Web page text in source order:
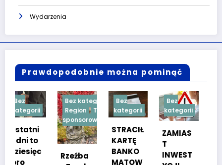
Wydarzenia
Prawdopodobnie można pominąć
Bez kategorii
Region
Treść
sponsorowana
Rzeźba
Bez
kategorii
STRACIŁ
KARTĘ
BANKO
MATOW
Bez
kategorii
ZAMIAS
T
INWEST
Bez
kategorii
TESTY
NOŚCIO
WE DLA